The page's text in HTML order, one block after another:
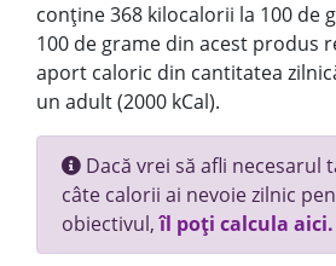
conține 368 kilocalorii la 100 de
100 de grame din acest produs
aport caloric din cantitatea
un adult (2000 kCal).
Dacă vrei să afli necesarul
câte calorii ai nevoie zilnic
obiectivul,îl poți calcula aici.